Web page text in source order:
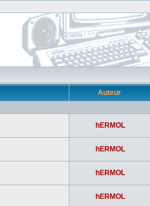
Auteur
hERMOL
hERMOL
hERMOL
hERMOL